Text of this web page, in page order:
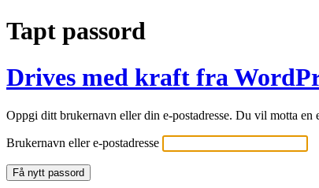
Tapt passord
Drives med kraft fra
Oppgi ditt brukernavn eller din e-postadresse. Du vil motta
Brukernavn eller e-postadresse